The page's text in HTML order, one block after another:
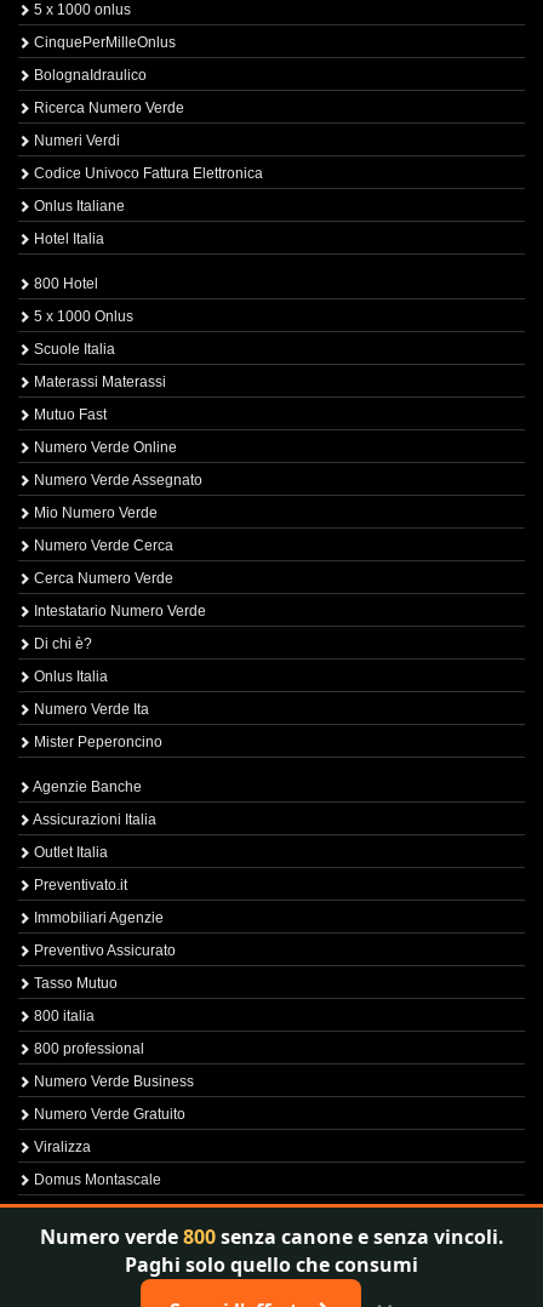
5 x 1000 onlus
CinquePerMilleOnlus
BolognaIdraulico
Ricerca Numero Verde
Numeri Verdi
Codice Univoco Fattura Elettronica
Onlus Italiane
Hotel Italia
800 Hotel
5 x 1000 Onlus
Scuole Italia
Materassi Materassi
Mutuo Fast
Numero Verde Online
Numero Verde Assegnato
Mio Numero Verde
Numero Verde Cerca
Cerca Numero Verde
Intestatario Numero Verde
Di chi è?
Onlus Italia
Numero Verde Ita
Mister Peperoncino
Agenzie Banche
Assicurazioni Italia
Outlet Italia
Preventivato.it
Immobiliari Agenzie
Preventivo Assicurato
Tasso Mutuo
800 italia
800 professional
Numero Verde Business
Numero Verde Gratuito
Viralizza
Domus Montascale
Sprint800
Verfica Numero Verde
Numero verde800senza canone e senza vincoli.
Paghi solo quello che consumi